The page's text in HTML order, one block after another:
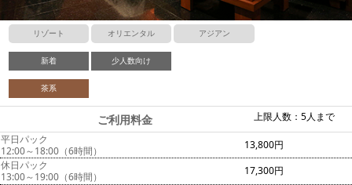
リゾート オリエンタル アジアン
新着 少人数向け
茶系
上限人数：5人まで
ご利用料金
平日パック
12:00～18:00（6時間）
13,800円
休日パック
13:00～19:00（6時間）
17,300円